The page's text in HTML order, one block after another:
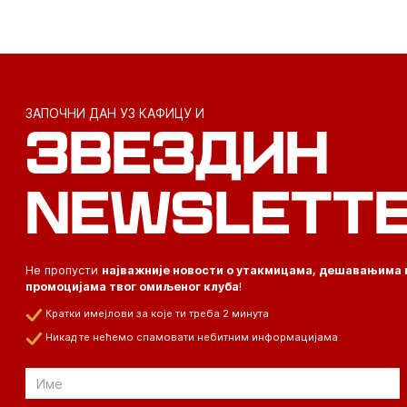
ЗАПОЧНИ ДАН УЗ КАФИЦУ И
ЗВЕЗДИН
Не пропусти најважније новости о утакмицама, дешавањима
промоцијама твог омиљеног клуба!
Кратки имејлови за које ти треба 2 минута
Никад те нећемо спамовати небитним информацијама
Email